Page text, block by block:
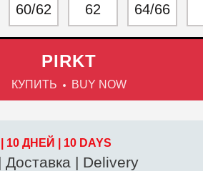
60/62 62 64/66
PIRKT
КУПИТЬ BUY NOW
10 ДНЕЙ | 10 DAYS
Доставка | Delivery